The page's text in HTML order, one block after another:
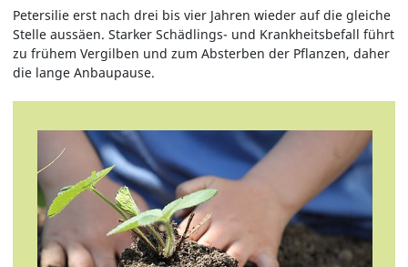
Petersilie erst nach drei bis vier Jahren wieder auf die gleiche
Stelle aussäen. Starker Schädlings- und Krankheitsbefall führt
zu frühem Vergilben und zum Absterben der Pflanzen, daher
die lange Anbaupause.